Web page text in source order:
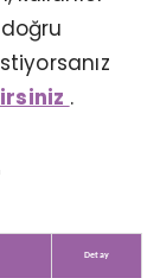
.
Detay